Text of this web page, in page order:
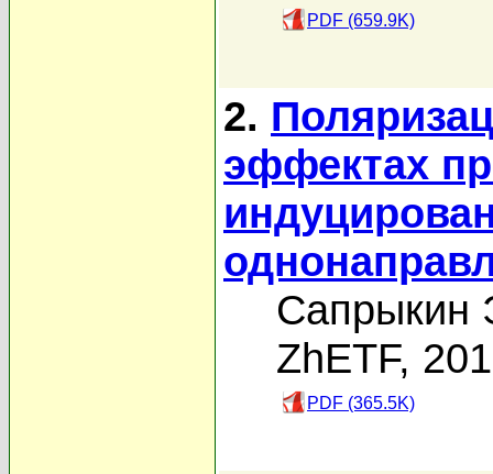
PDF (659.9K)
2.
эффектах
Сапрыкин
ZhETF,
PDF (365.5K)